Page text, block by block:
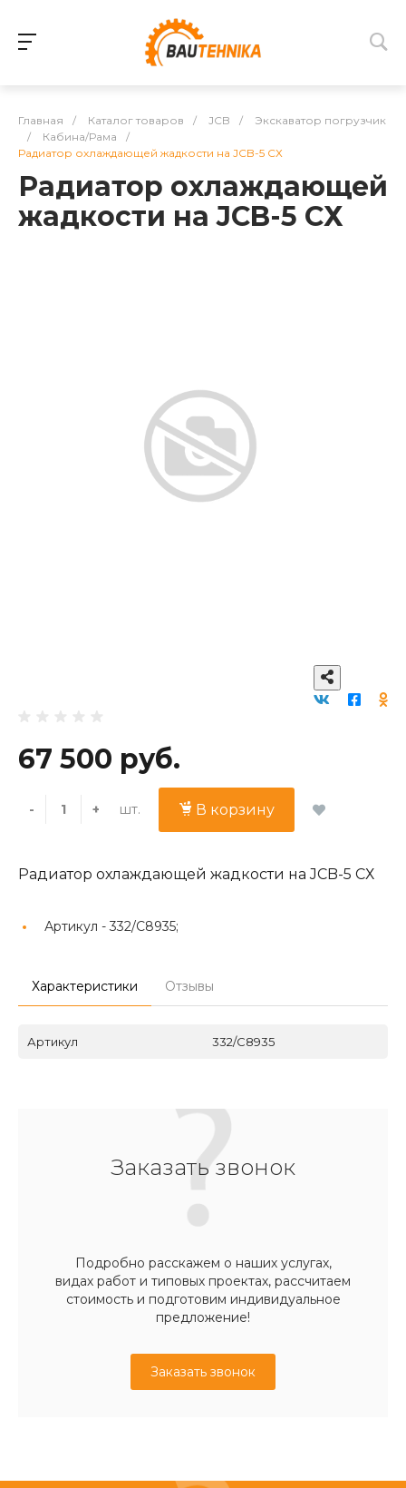
Главная / Каталог товаров / JCB /
Экскаватор погрузчик
/
Кабина/Рама
/
Радиатор охлаждающей жадкости на JCB-5 СХ
Радиатор охлаждающей
жадкости на JCB-5 СХ
67 500 руб.
- + шт. В корзину
Радиатор охлаждающей жадкости на JCB-5 СХ
Артикул - 332/C8935;
Характеристики Отзывы
Артикул 332/C8935
Заказать звонок
Подробно расскажем о наших услугах,
видах работ и типовых проектах, рассчитаем
стоимость и подготовим индивидуальное
предложение!
Заказать звонок